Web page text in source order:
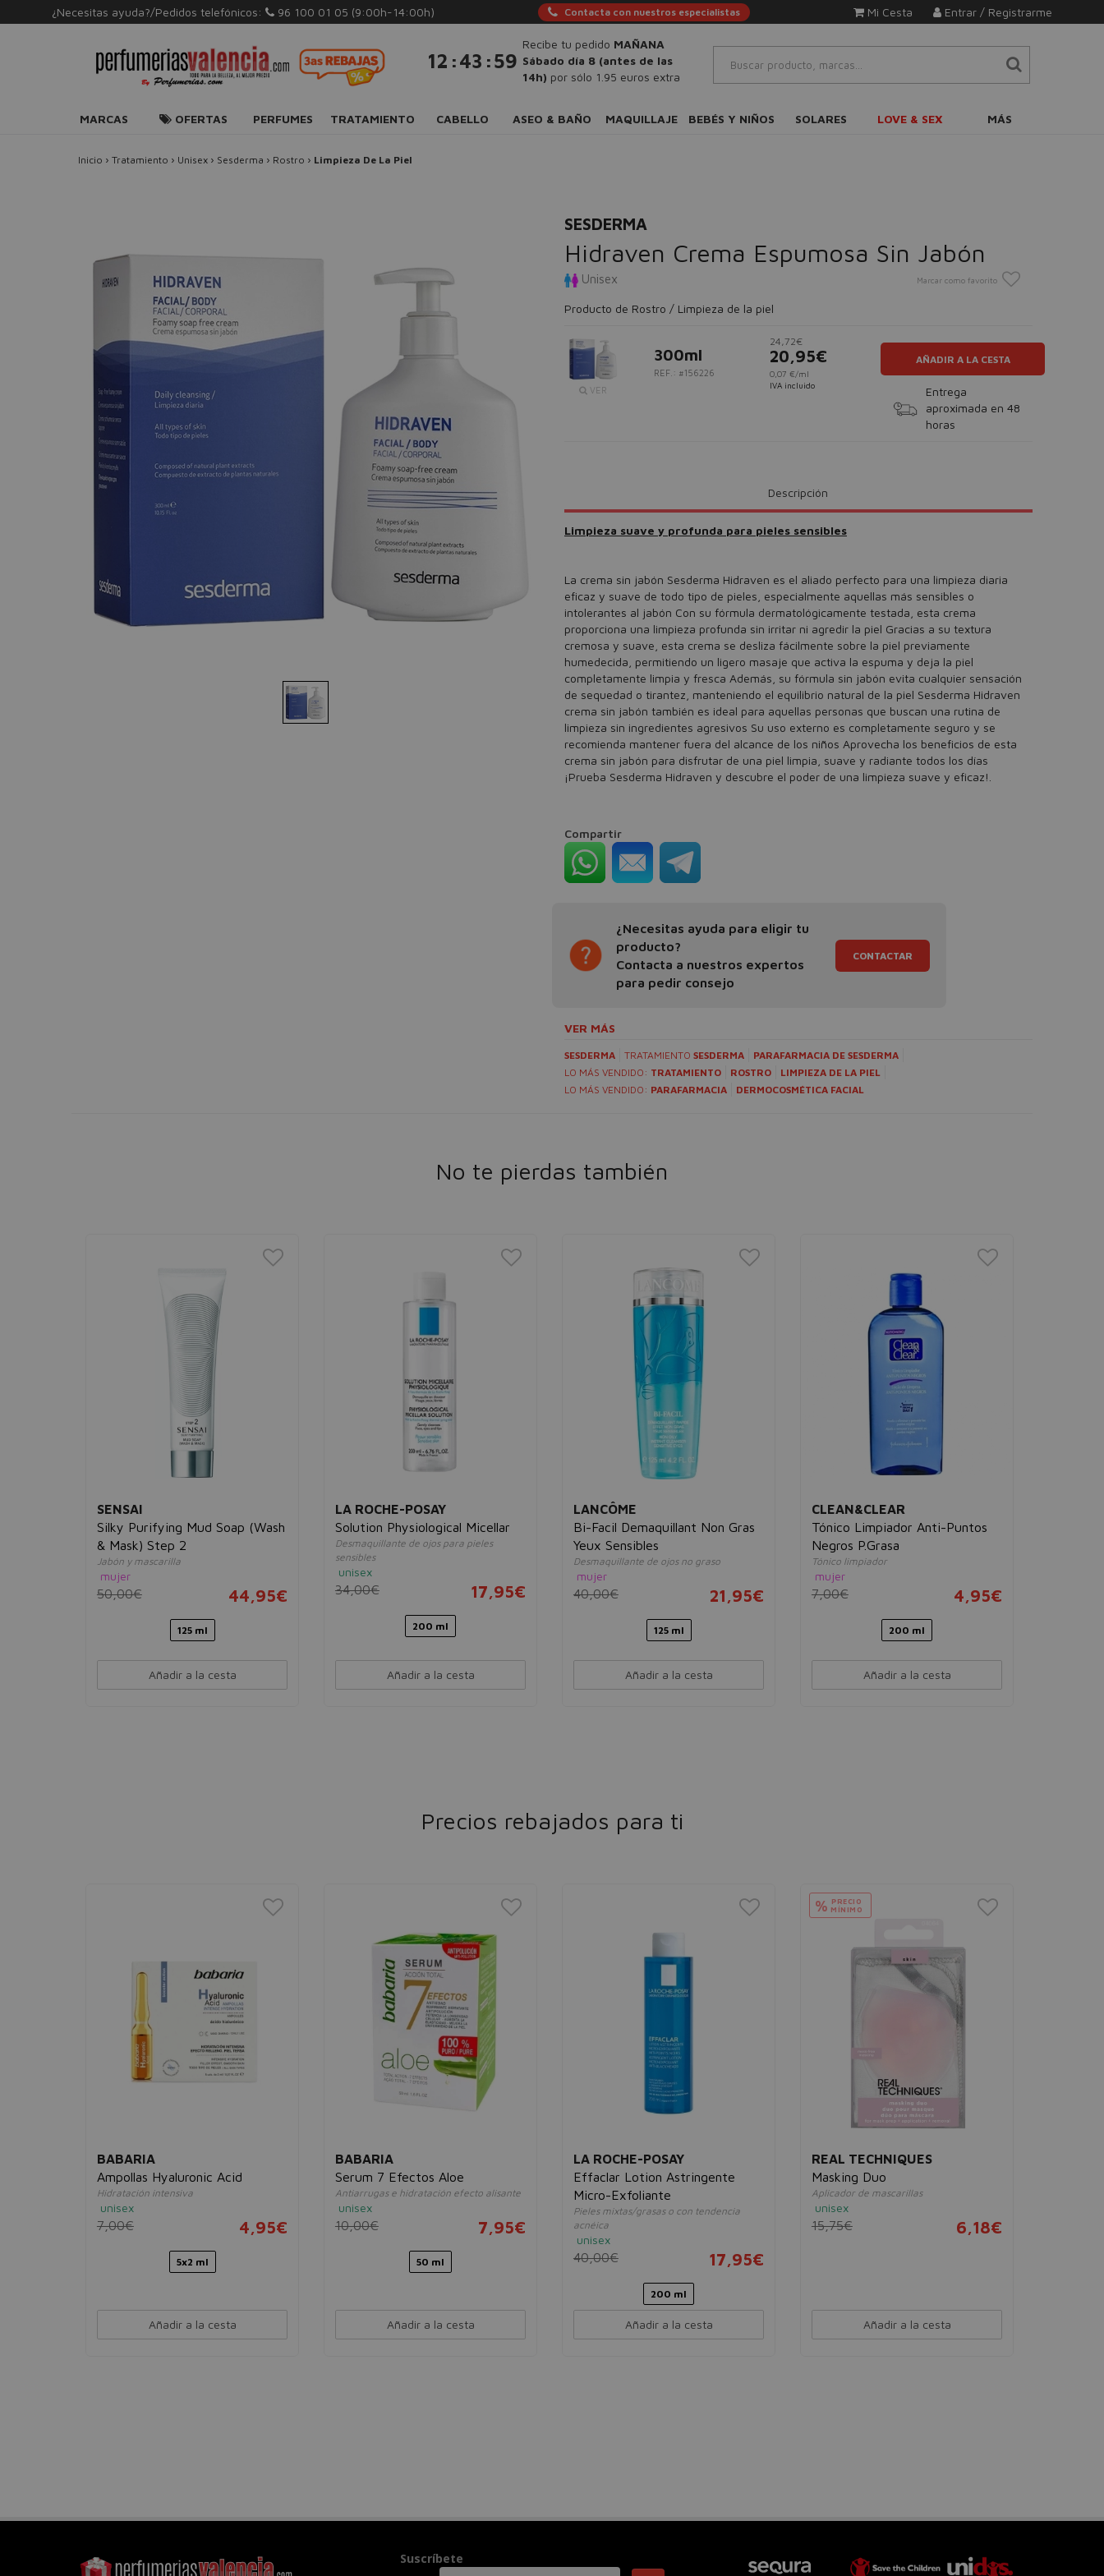
¿Necesitas ayuda?/Pedidos telefónicos: 96 100 01 05 (9:00h-14:00h) Contacta con nuestros especialistas Entrar / Registrarme
Mi Cesta
12 :43 :58
Recibe tu pedido MAÑANA
Sábado día 8 (antes de las
14h) por sólo 1.95 euros extra
MARCAS OFERTAS PERFUMES TRATAMIENTO CABELLO ASEO & BAÑO MAQUILLAJE BEBÉS Y NIÑOS SOLARES LOVE & SEX MÁS
Inicio › Tratamiento › Unisex › Sesderma › Rostro › Limpieza De La Piel
SESDERMA
Hidraven Crema Espumosa Sin Jabón
Unisex Marcar como favorito
Producto de Rostro / Limpieza de la piel
VER
300ml
REF.: #156226
24,72€
20,95€
0,07 €/ml
IVA incluido
AÑADIR A LA CESTA
Entrega
aproximada en 48
horas
Descripción
Limpieza suave y profunda para pieles sensibles
La crema sin jabón Sesderma Hidraven es el aliado perfecto para una limpieza diaria
eficaz y suave de todo tipo de pieles, especialmente aquellas más sensibles o
intolerantes al jabón Con su fórmula dermatológicamente testada, esta crema
proporciona una limpieza profunda sin irritar ni agredir la piel Gracias a su textura
cremosa y suave, esta crema se desliza fácilmente sobre la piel previamente
humedecida, permitiendo un ligero masaje que activa la espuma y deja la piel
completamente limpia y fresca Además, su fórmula sin jabón evita cualquier sensación
de sequedad o tirantez, manteniendo el equilibrio natural de la piel Sesderma Hidraven
crema sin jabón también es ideal para aquellas personas que buscan una rutina de
limpieza sin ingredientes agresivos Su uso externo es completamente seguro y se
recomienda mantener fuera del alcance de los niños Aprovecha los beneficios de esta
crema sin jabón para disfrutar de una piel limpia, suave y radiante todos los días
¡Prueba Sesderma Hidraven y descubre el poder de una limpieza suave y eficaz!.
Compartir
¿Necesitas ayuda para eligir tu
producto?
Contacta a nuestros expertos
para pedir consejo
CONTACTAR
VER MÁS
SESDERMA TRATAMIENTO SESDERMA
PARAFARMACIA DE SESDERMA
LO MÁS VENDIDO: TRATAMIENTO ROSTRO
LIMPIEZA DE LA PIEL
LO MÁS VENDIDO: PARAFARMACIA DERMOCOSMÉTICA FACIAL
No te pierdas también
SENSAI
Silky Purifying Mud Soap (Wash
& Mask) Step 2
Jabón y mascarilla
mujer
50,00€ 44,95€
125 ml
Añadir a la cesta
LA ROCHE-POSAY
Solution Physiological Micellar
Desmaquillante de ojos para pieles
sensibles
unisex
34,00€ 17,95€
200 ml
Añadir a la cesta
LANCÔME
Bi-Facil Demaquillant Non Gras
Yeux Sensibles
Desmaquillante de ojos no graso
mujer
40,00€ 21,95€
125 ml
Añadir a la cesta
CLEAN&CLEAR
Tónico Limpiador Anti-Puntos
Negros P.Grasa
Tónico limpiador
mujer
7,00€ 4,95€
200 ml
Añadir a la cesta
Precios rebajados para ti
BABARIA
Ampollas Hyaluronic Acid
Hidratación intensiva
unisex
7,00€ 4,95€
5x2 ml
Añadir a la cesta
BABARIA
Serum 7 Efectos Aloe
Antiarrugas e hidratación efecto alisante
unisex
10,00€ 7,95€
50 ml
Añadir a la cesta
LA ROCHE-POSAY
Effaclar Lotion Astringente
Micro-Exfoliante
Pieles mixtas/grasas o con tendencia
acnéica
unisex
40,00€ 17,95€
200 ml
Añadir a la cesta
% PRECIO
MÍNIMO
REAL TECHNIQUES
Masking Duo
Aplicador de mascarillas
unisex
15,75€ 6,18€
Añadir a la cesta
Suscríbete